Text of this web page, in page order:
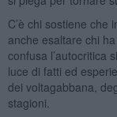
C’è chi sostiene che
anche esaltare chi
confusa l’autocritica
luce di fatti ed
dei voltagabbana,
stagioni.